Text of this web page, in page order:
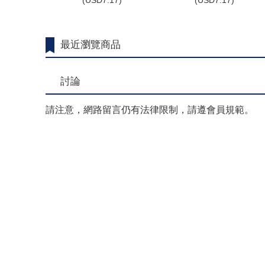
最近瀏覽商品
討論
請注意，網路留言仍有法律限制，請遵會員規範。